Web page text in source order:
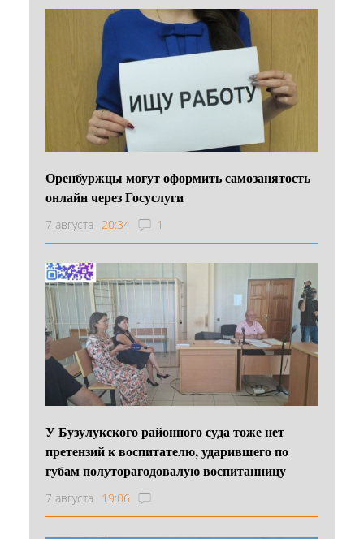
Оренбуржцы могут оформить самозанятость
онлайн через Госуслуги
7 августа 20:34 1
У Бузулукского районного суда тоже нет
претензий к воспитателю, ударившего по
губам полуторагодовалую воспитанницу
7 августа 19:06